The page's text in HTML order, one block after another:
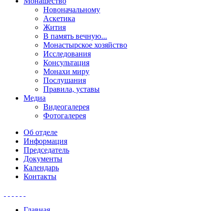
Новоначальному
Аскетика
Жития
В память вечную...
Монастырское хозяйство
Исследования
Консультация
Монахи миру
Послушания
Правила, уставы
Медиа
Видеогалерея
Фотогалерея
Об отделе
Информация
Председатель
Документы
Календарь
Контакты